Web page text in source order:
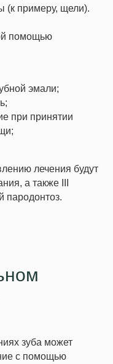
(к примеру, щели).
помощью
эмали;
при принятии
лечения будут
а также III
пародонтоз.
зуба может
с помощью